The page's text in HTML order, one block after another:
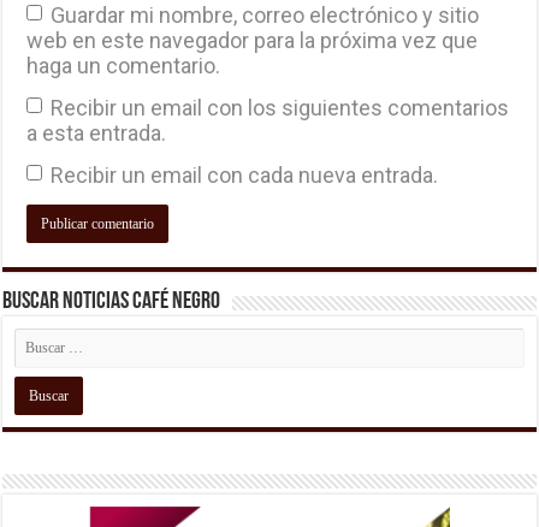
Guardar mi nombre, correo electrónico y sitio
web en este navegador para la próxima vez que
haga un comentario.
Recibir un email con los siguientes comentarios
a esta entrada.
Recibir un email con cada nueva entrada.
Buscar Noticias Café Negro